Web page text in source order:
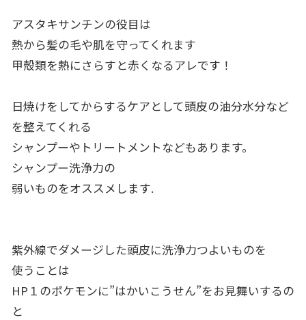
アスタキサンチンの役目は
熱から髪の毛や肌を守ってくれます
甲殻類を熱にさらすと赤くなるアレです！
日焼けをしてからするケアとして頭皮の油分水分など
を整えてくれる
シャンプーやトリートメントなどもあります。
シャンプー洗浄力の
弱いものをオススメします.
紫外線でダメージした頭皮に洗浄力つよいものを
使うことは
HP１のポケモンに”はかいこうせん”をお見舞いするの
と